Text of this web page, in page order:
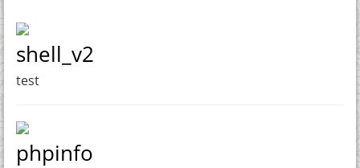
shell_v2
test
phpinfo